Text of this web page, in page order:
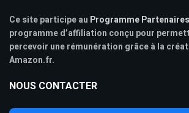
Ce site participe au Programme
programme d’affiliation conçu pour
percevoir une rémunération grâce à la
Amazon.fr.
NOUS CONTACTER